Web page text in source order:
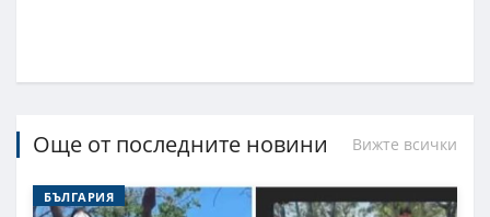
Още от последните новини Вижте всички
БЪЛГАРИЯ